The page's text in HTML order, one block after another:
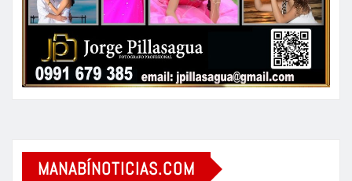
MANABÍNOTICIAS.COM